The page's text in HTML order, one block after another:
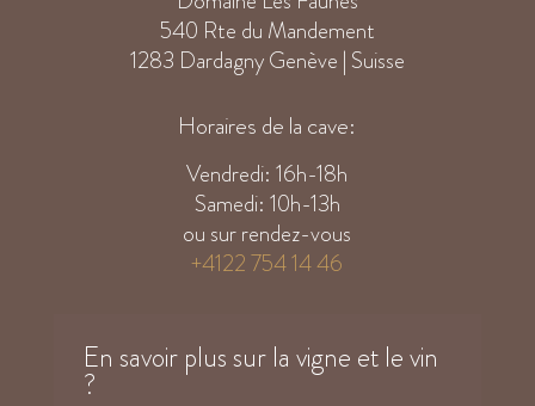
540 Rte du Mandement
1283 Dardagny Genève | Suisse
Horaires de la cave:
Vendredi: 16h-18h
Samedi: 10h-13h
ou sur rendez-vous
+4122 754 14 46
En savoir plus sur la vigne et le vin
?